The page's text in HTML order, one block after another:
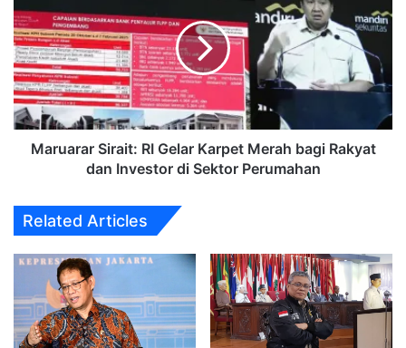
RI
Gelar
Karpet
Merah
bagi
Rakyat
dan
Investor
Perumahan
Maruarar Sirait: RI Gelar Karpet Merah bagi Rakyat
dan Investor di Sektor Perumahan
Related Articles